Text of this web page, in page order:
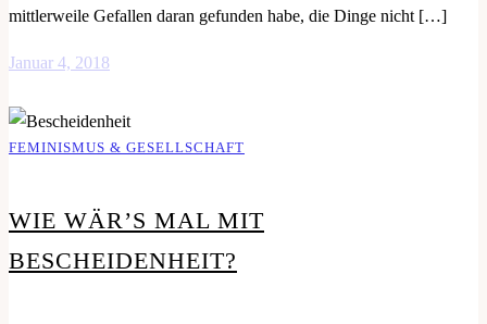
mittlerweile Gefallen daran gefunden habe, die Dinge nicht […]
Januar 4, 2018
FEMINISMUS & GESELLSCHAFT
WIE WÄR’S MAL MIT
BESCHEIDENHEIT?